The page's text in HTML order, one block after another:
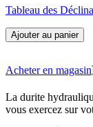
Tableau des
Ajouter au panier
Acheter en magasin
La durite
vous exercez sur